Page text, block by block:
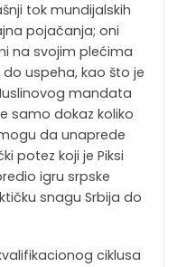
tok mundijalskih
pojačanja; oni
na svojim plećima
uspeha, kao što je
mandata
samo dokaz koliko
da unaprede
potez koji je Piksi
igru srpske
snagu Srbija do
ciklusa